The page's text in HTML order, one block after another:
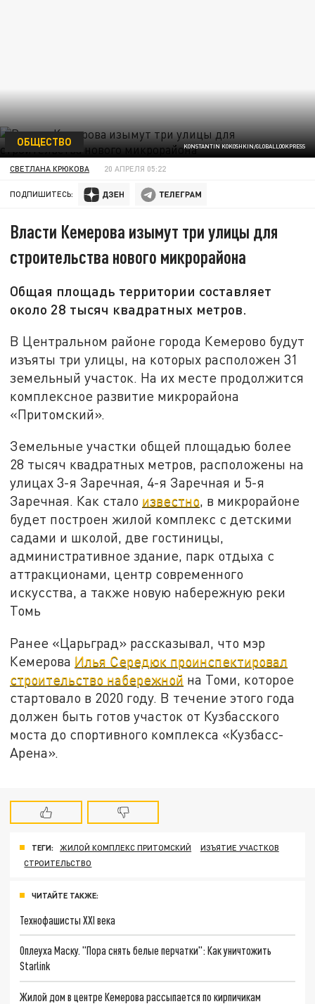
KONSTANTIN KOKOSHKIN/GLOBALLOOKPRESS
ОБЩЕСТВО
СВЕТЛАНА КРЮКОВА 20 АПРЕЛЯ 05:22
ПОДПИШИТЕСЬ:
Власти Кемерова изымут три улицы для
строительства нового микрорайона
Общая площадь территории составляет
около 28 тысяч квадратных метров.
В Центральном районе города Кемерово будут
изъяты три улицы, на которых расположен 31
земельный участок. На их месте продолжится
комплексное развитие микрорайона
«Притомский».
Земельные участки общей площадью более
28 тысяч квадратных метров, расположены на
улицах 3-я Заречная, 4-я Заречная и 5-я
Заречная. Как стало известно, в микрорайоне
будет построен жилой комплекс с детскими
садами и школой, две гостиницы,
административное здание, парк отдыха с
аттракционами, центр современного
искусства, а также новую набережную реки
Томь
Ранее «Царьград» рассказывал, что мэр
Кемерова Илья Середюк проинспектировал
строительство набережной на Томи, которое
стартовало в 2020 году. В течение этого года
должен быть готов участок от Кузбасского
моста до спортивного комплекса «Кузбасс-
Арена».
ТЕГИ: ЖИЛОЙ КОМПЛЕКС ПРИТОМСКИЙ
ИЗЪЯТИЕ УЧАСТКОВ
СТРОИТЕЛЬСТВО
ЧИТАЙТЕ ТАКЖЕ:
Технофашисты XXI века
Оплеуха Маску. "Пора снять белые перчатки": Как уничтожить
Starlink
Жилой дом в центре Кемерова рассыпается по кирпичикам